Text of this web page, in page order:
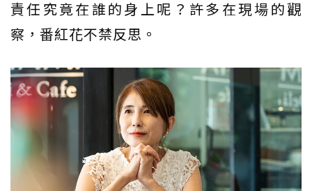
責任究竟在誰的身上呢？許多在現場的觀
察，番紅花不禁反思。